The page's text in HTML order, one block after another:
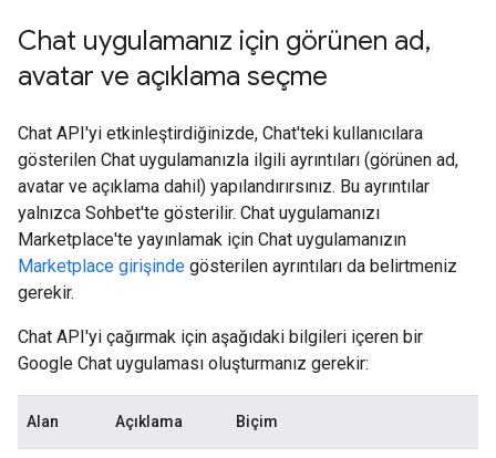
Chat uygulamanız için görünen ad,
avatar ve açıklama seçme
Chat API'yi etkinleştirdiğinizde, Chat'teki kullanıcılara
gösterilen Chat uygulamanızla ilgili ayrıntıları (görünen ad,
avatar ve açıklama dahil) yapılandırırsınız. Bu ayrıntılar
yalnızca Sohbet'te gösterilir. Chat uygulamanızı
Marketplace'te yayınlamak için Chat uygulamanızın
Marketplace girişinde gösterilen ayrıntıları da belirtmeniz
gerekir.
Chat API'yi çağırmak için aşağıdaki bilgileri içeren bir
Google Chat uygulaması oluşturmanız gerekir:
Alan Açıklama Biçim